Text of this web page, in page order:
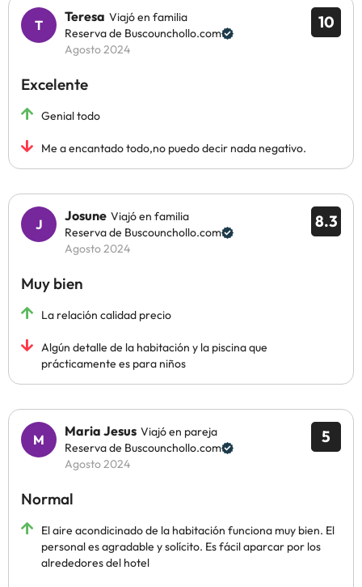
10
Teresa Viajó en familia
Reserva de Buscounchollo.com
Agosto 2024
Excelente
Genial todo
Me a encantado todo,no puedo decir nada negativo.
8.3
Josune Viajó en familia
Reserva de Buscounchollo.com
Agosto 2024
Muy bien
La relación calidad precio
Algún detalle de la habitación y la piscina que
prácticamente es para niños
5
Maria Jesus Viajó en pareja
Reserva de Buscounchollo.com
Agosto 2024
Normal
El aire acondicinado de la habitación funciona muy bien. El
personal es agradable y solícito. Es fácil aparcar por los
alrededores del hotel